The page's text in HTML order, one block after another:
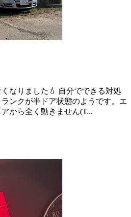
なりました💧 自分でできる対処
ンクが半ドア状態のようです。エ
から全く動きません(T...